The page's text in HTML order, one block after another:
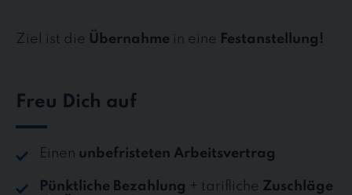
Ziel ist die Übernahme in eine Festanstellung!
Freu Dich auf
Einen unbefristeten Arbeitsvertrag
Pünktliche Bezahlung + tarifliche Zuschläge